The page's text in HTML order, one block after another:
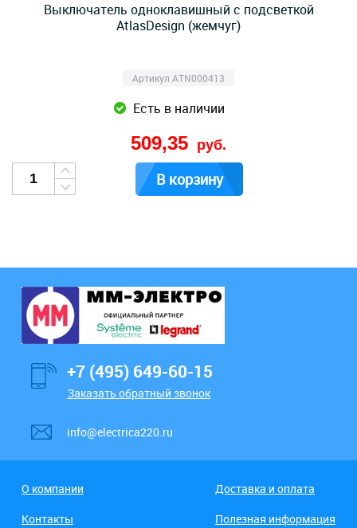
Выключатель одноклавишный с подсветкой
AtlasDesign (жемчуг)
Артикул ATN000413
Есть в наличии
509,35 руб.
В корзину
+7 (495) 649-60-15
Заказать обратный звонок
info@electrica220.ru
О компании
Доставка и оплата
Контакты
Полезная информация